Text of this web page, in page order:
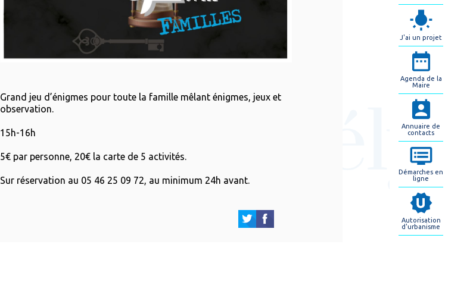
Grand jeu d’énigmes pour toute la famille mêlant énigmes, jeux et
observation.
15h-16h
5€ par personne, 20€ la carte de 5 activités.
Sur réservation au 05 46 25 09 72, au minimum 24h avant.
J'ai un projet
Agenda de la
Maire
Annuaire de
contacts
Démarches en
ligne
Autorisation
d'urbanisme